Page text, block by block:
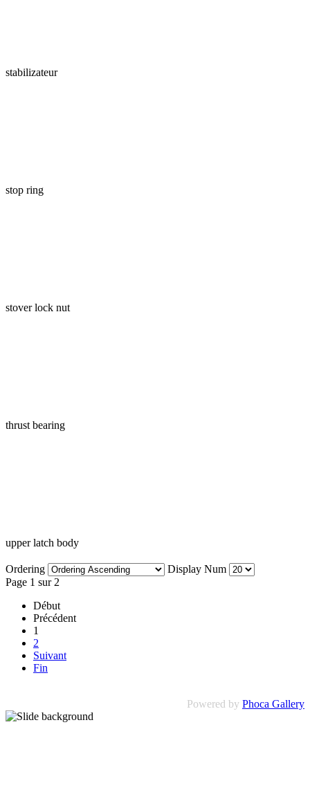
stabilizateur
stop ring
stover lock nut
thrust bearing
upper latch body
Ordering
Display Num
Page 1 sur 2
Début
Précédent
1
2
Suivant
Fin
Powered by Phoca Gallery